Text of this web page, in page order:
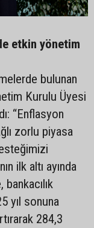
etkin yönetim
bulunan
Kurulu Üyesi
“Enflasyon
zorlu piyasa
ilk altı ayında
yıl sonuna
284,3